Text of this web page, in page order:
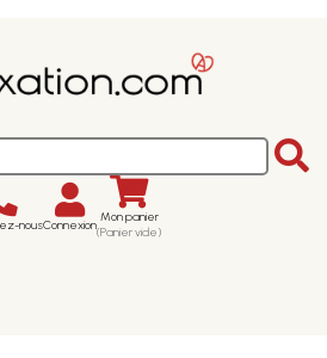
nousConnexion Mon panier
(Panier vide)